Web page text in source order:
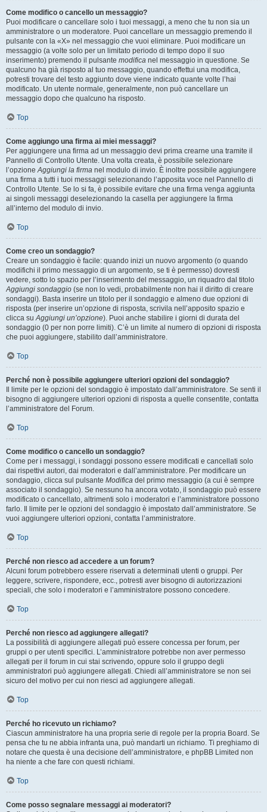
Come modifico o cancello un messaggio?
Puoi modificare o cancellare solo i tuoi messaggi, a meno che tu non sia un
amministratore o un moderatore. Puoi cancellare un messaggio premendo il
pulsante con la «X» nel messaggio che vuoi eliminare. Puoi modificare un
messaggio (a volte solo per un limitato periodo di tempo dopo il suo
inserimento) premendo il pulsante modifica nel messaggio in questione. Se
qualcuno ha già risposto al tuo messaggio, quando effettui una modifica,
potresti trovare del testo aggiunto dove viene indicato quante volte l’hai
modificato. Un utente normale, generalmente, non può cancellare un
messaggio dopo che qualcuno ha risposto.
Top
Come aggiungo una firma ai miei messaggi?
Per aggiungere una firma ad un messaggio devi prima crearne una tramite il
Pannello di Controllo Utente. Una volta creata, è possibile selezionare
l’opzioneAggiungi la firma nel modulo di invio. È inoltre possibile aggiungere
una firma a tutti i tuoi messaggi selezionando l’apposita voce nel Pannello di
Controllo Utente. Se lo si fa, è possibile evitare che una firma venga aggiunta
ai singoli messaggi deselezionando la casella per aggiungere la firma
all’interno del modulo di invio.
Top
Come creo un sondaggio?
Creare un sondaggio è facile: quando inizi un nuovo argomento (o quando
modifichi il primo messaggio di un argomento, se ti è permesso) dovresti
vedere, sotto lo spazio per l’inserimento del messaggio, un riquadro dal titolo
Aggiungi sondaggio (se non lo vedi, probabilmente non hai il diritto di creare
sondaggi). Basta inserire un titolo per il sondaggio e almeno due opzioni di
risposta (per inserire un’opzione di risposta, scrivila nell’apposito spazio e
clicca suAggiungi un’opzione). Puoi anche stabilire i giorni di durata del
sondaggio (0 per non porre limiti). C’è un limite al numero di opzioni di risposta
che puoi aggiungere, stabilito dall’amministratore.
Top
Perché non è possibile aggiungere ulteriori opzioni del sondaggio?
Il limite per le opzioni del sondaggio è impostato dall’amministratore. Se senti il
bisogno di aggiungere ulteriori opzioni di risposta a quelle consentite, contatta
l’amministratore del Forum.
Top
Come modifico o cancello un sondaggio?
Come per i messaggi, i sondaggi possono essere modificati e cancellati solo
dai rispettivi autori, dai moderatori e dall’amministratore. Per modificare un
sondaggio, clicca sul pulsante Modifica del primo messaggio (a cui è sempre
associato il sondaggio). Se nessuno ha ancora votato, il sondaggio può essere
modificato o cancellato, altrimenti solo i moderatori e l’amministratore possono
farlo. Il limite per le opzioni del sondaggio è impostato dall’amministratore. Se
vuoi aggiungere ulteriori opzioni, contatta l’amministratore.
Top
Perché non riesco ad accedere a un forum?
Alcuni forum potrebbero essere riservati a determinati utenti o gruppi. Per
leggere, scrivere, rispondere, ecc., potresti aver bisogno di autorizzazioni
speciali, che solo i moderatori e l’amministratore possono concedere.
Top
Perché non riesco ad aggiungere allegati?
La possibilità di aggiungere allegati può essere concessa per forum, per
gruppi o per utenti specifici. L’amministratore potrebbe non aver permesso
allegati per il forum in cui stai scrivendo, oppure solo il gruppo degli
amministratori può aggiungere allegati. Chiedi all’amministratore se non sei
sicuro del motivo per cui non riesci ad aggiungere allegati.
Top
Perché ho ricevuto un richiamo?
Ciascun amministratore ha una propria serie di regole per la propria Board. Se
pensa che tu ne abbia infranta una, può mandarti un richiamo. Ti preghiamo di
notare che questa è una decisione dell’amministratore, e phpBB Limited non
ha niente a che fare con questi richiami.
Top
Come posso segnalare messaggi ai moderatori?